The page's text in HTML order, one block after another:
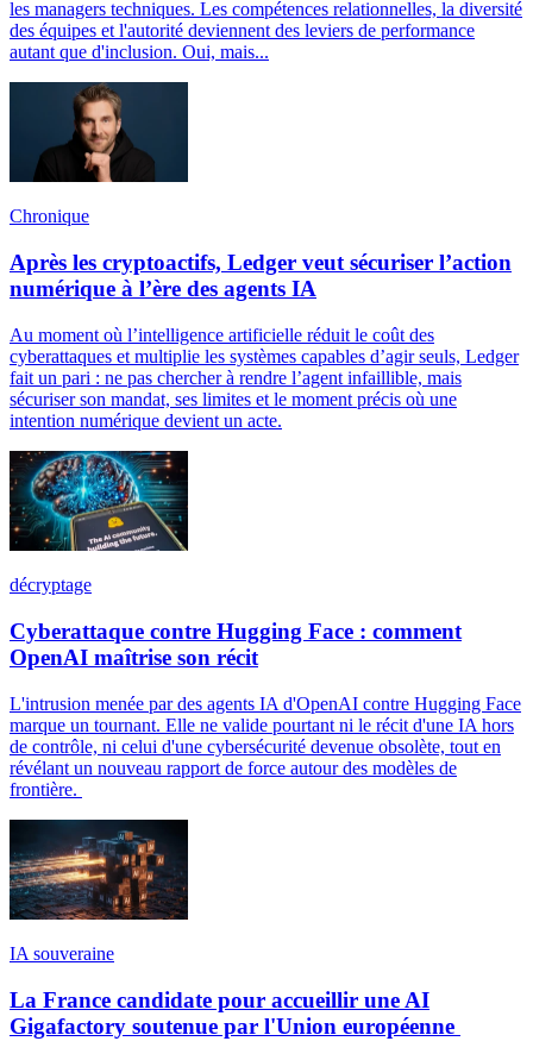
les managers techniques. Les compétences relationnelles, la diversité
des équipes et l'autorité deviennent des leviers de performance
autant que d'inclusion. Oui, mais...
Chronique
Après les cryptoactifs, Ledger veut sécuriser l’action
numérique à l’ère des agents IA
Au moment où l’intelligence artificielle réduit le coût des
cyberattaques et multiplie les systèmes capables d’agir seuls, Ledger
fait un pari : ne pas chercher à rendre l’agent infaillible, mais
sécuriser son mandat, ses limites et le moment précis où une
intention numérique devient un acte.
décryptage
Cyberattaque contre Hugging Face : comment
OpenAI maîtrise son récit
L'intrusion menée par des agents IA d'OpenAI contre Hugging Face
marque un tournant. Elle ne valide pourtant ni le récit d'une IA hors
de contrôle, ni celui d'une cybersécurité devenue obsolète, tout en
révélant un nouveau rapport de force autour des modèles de
frontière.
IA souveraine
La France candidate pour accueillir une AI
Gigafactory soutenue par l'Union européenne